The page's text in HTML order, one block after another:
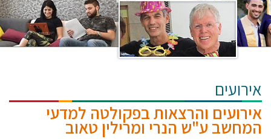
אירועים
אירועים והרצאות בפקולטה למדעי
המחשב ע"ש הנרי ומרילין טאוב